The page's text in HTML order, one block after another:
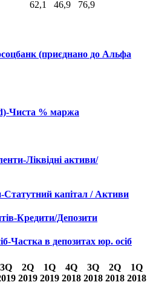
62,1 46,9 76,9
(приєднано до Альфа
Чиста % маржа
Ліквідні активи/
капітал / Активи
Кредити/Депозити
Частка в депозитах юр. осіб
3Q
2Q
2019
1Q
2019
4Q
2018
3Q
2018
2Q
2018
1Q
2018